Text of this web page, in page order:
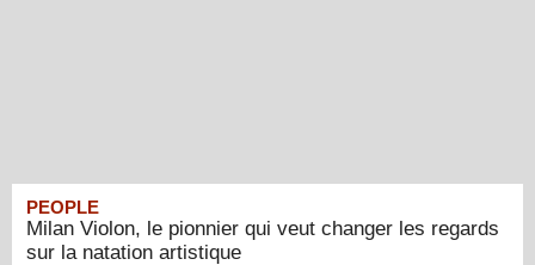
PEOPLE
Milan Violon, le pionnier qui veut changer les regards
sur la natation artistique